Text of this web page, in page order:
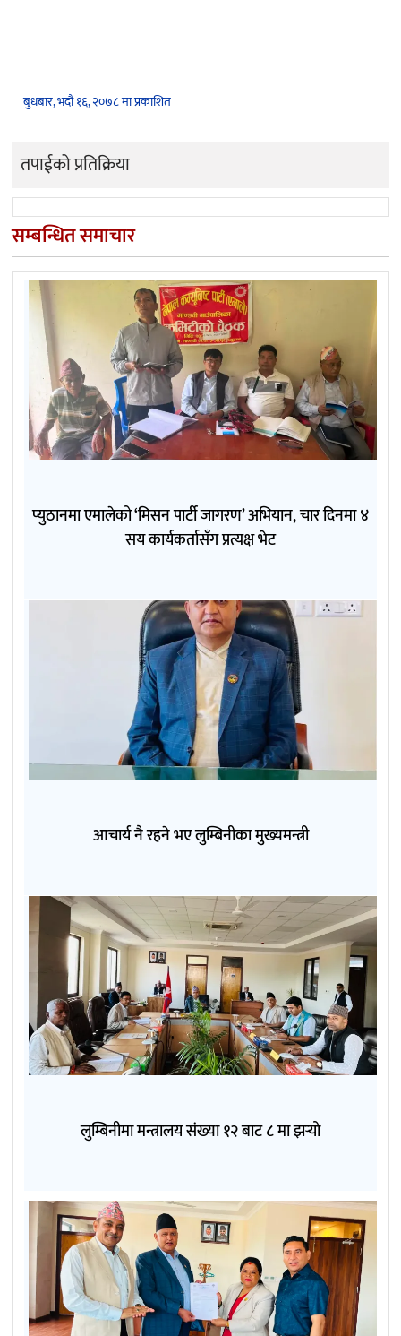
बुधबार, भदौ १६, २०७८ मा प्रकाशित
तपाईको प्रतिक्रिया
सम्बन्धित समाचार
प्युठानमा एमालेको ‘मिसन पार्टी जागरण’ अभियान, चार दिनमा ४
सय कार्यकर्तासँग प्रत्यक्ष भेट
आचार्य नै रहने भए लुम्बिनीका मुख्यमन्त्री
लुम्बिनीमा मन्त्रालय संख्या १२ बाट ८ मा झर्‍यो